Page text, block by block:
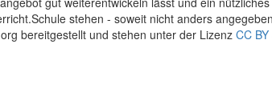
stehen - soweit nicht anders
bereitgestellt und stehen unter der LizenzCC BY